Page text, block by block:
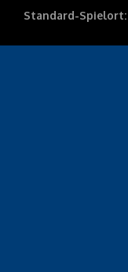
Standard-Spielort: